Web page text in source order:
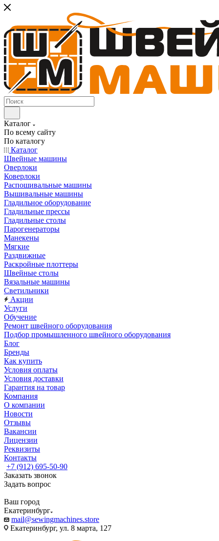
Каталог
По всему сайту
По каталогу
Каталог
Швейные машины
Оверлоки
Коверлоки
Распошивальные машины
Вышивальные машины
Гладильное оборудование
Гладильные прессы
Гладильные столы
Парогенераторы
Манекены
Мягкие
Раздвижные
Раскройные плоттеры
Швейные столы
Вязальные машины
Светильники
Акции
Услуги
Обучение
Ремонт швейного оборудования
Подбор промышленного швейного оборудования
Блог
Бренды
Как купить
Условия оплаты
Условия доставки
Гарантия на товар
Компания
О компании
Новости
Отзывы
Вакансии
Лицензии
Реквизиты
Контакты
+7 (912) 695-50-90
Заказать звонок
Задать вопрос
Ваш город
Екатеринбург
mail@sewingmachines.store
Екатеринбург, ул. 8 марта, 127